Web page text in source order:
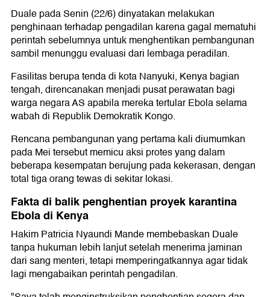
Duale pada Senin (22/6) dinyatakan melakukan
penghinaan terhadap pengadilan karena gagal mematuhi
perintah sebelumnya untuk menghentikan pembangunan
sambil menunggu evaluasi dari lembaga peradilan.
Fasilitas berupa tenda di kota Nanyuki, Kenya bagian
tengah, direncanakan menjadi pusat perawatan bagi
warga negara AS apabila mereka tertular Ebola selama
wabah di Republik Demokratik Kongo.
Rencana pembangunan yang pertama kali diumumkan
pada Mei tersebut memicu aksi protes yang dalam
beberapa kesempatan berujung pada kekerasan, dengan
total tiga orang tewas di sekitar lokasi.
Fakta di balik penghentian proyek karantina
Ebola di Kenya
Hakim Patricia Nyaundi Mande membebaskan Duale
tanpa hukuman lebih lanjut setelah menerima jaminan
dari sang menteri, tetapi memperingatkannya agar tidak
lagi mengabaikan perintah pengadilan.